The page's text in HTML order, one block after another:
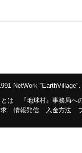
NetWork "EarthVillage".
とは
『地球村』事務局へ
情報発信 入金方法